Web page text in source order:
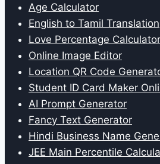
Age Calculator
English to Tamil Translation
Love Percentage Calculator
Online Image Editor
Location QR Code
Student ID Card Maker
AI Prompt Generator
Fancy Text Generator
Hindi Business Name
JEE Main Percentile